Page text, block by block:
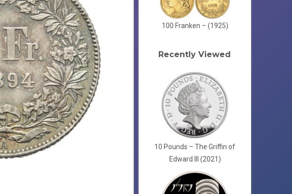
100 Franken – (1925)
Recently Viewed
10 Pounds – The Griffin of
Edward III (2021)